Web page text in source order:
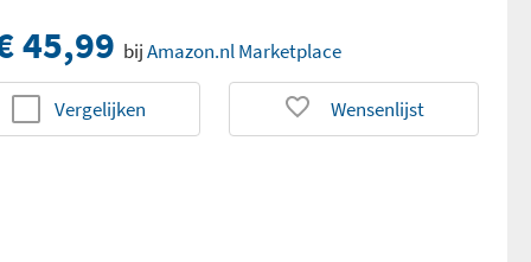
45,99 bijAmazon.nl Marketplace
Vergelijken Wensenlijst